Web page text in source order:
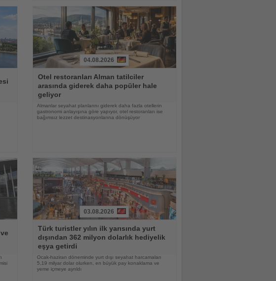
Oku
04.08.2026
Otel restoranları Alman tatilciler
arasında giderek daha popüler hale
geliyor
Almanlar seyahat planlarını giderek daha fazla otellerin
gastronomi anlayışına göre yapıyor, otel restoranları ise
bağımsız lezzet destinasyonlarına dönüşüyor
Oku
03.08.2026
Türk turistler yılın ilk yarısında yurt
dışından 362 milyon dolarlık hediyelik
eşya getirdi
Ocak-haziran döneminde yurt dışı seyahat harcamaları
5,19 milyar dolar olurken, en büyük pay konaklama ve
yeme içmeye ayrıldı